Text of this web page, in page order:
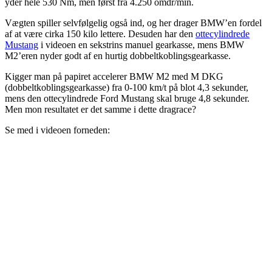
Vægten spiller selvfølgelig også ind, og her drager BMW’en fordel
af at være cirka 150 kilo lettere. Desuden har den ottecylindrede
Mustang i videoen en sekstrins manuel gearkasse, mens BMW
M2’eren nyder godt af en hurtig dobbeltkoblingsgearkasse.
Kigger man på papiret accelerer BMW M2 med M DKG
(dobbeltkoblingsgearkasse) fra 0-100 km/t på blot 4,3 sekunder,
mens den ottecylindrede Ford Mustang skal bruge 4,8 sekunder.
Men mon resultatet er det samme i dette dragrace?
Se med i videoen forneden: